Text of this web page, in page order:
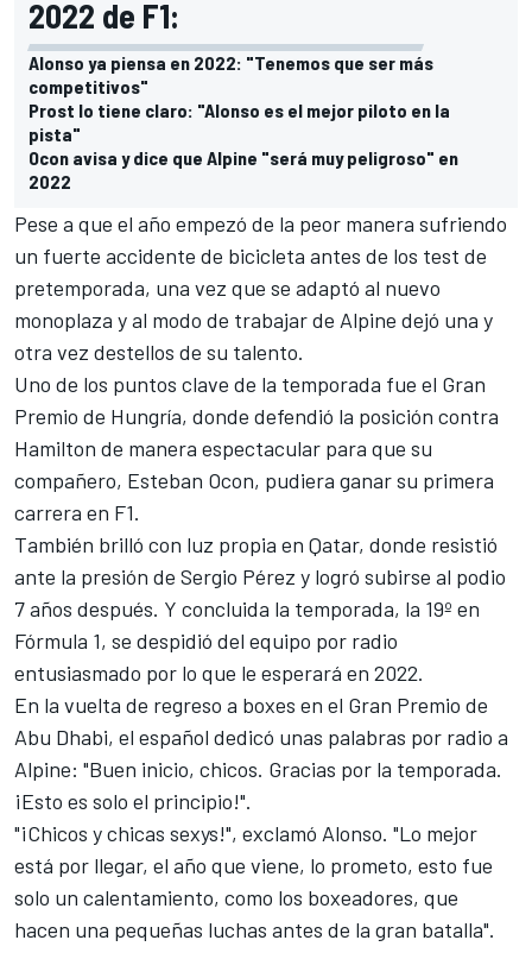
2022 de F1:
Alonso ya piensa en 2022: "Tenemos que ser más
competitivos"
Prost lo tiene claro: "Alonso es el mejor piloto en la
pista"
Ocon avisa y dice que Alpine "será muy peligroso" en
2022
Pese a que el año empezó de la peor manera sufriendo
un fuerte accidente de bicicleta antes de los test de
pretemporada, una vez que se adaptó al nuevo
monoplaza y al modo de trabajar de Alpine dejó una y
otra vez destellos de su talento.
Uno de los puntos clave de la temporada fue el Gran
Premio de Hungría, donde defendió la posición contra
Hamilton de manera espectacular para que su
compañero, Esteban Ocon, pudiera ganar su primera
carrera en F1.
También brilló con luz propia en Qatar, donde resistió
ante la presión de Sergio Pérez y logró subirse al podio
7 años después. Y concluida la temporada, la 19º en
Fórmula 1, se despidió del equipo por radio
entusiasmado por lo que le esperará en 2022.
En la vuelta de regreso a boxes en el Gran Premio de
Abu Dhabi, el español dedicó unas palabras por radio a
Alpine: "Buen inicio, chicos. Gracias por la temporada.
¡Esto es solo el principio!".
"¡Chicos y chicas sexys!", exclamó Alonso. "Lo mejor
está por llegar, el año que viene, lo prometo, esto fue
solo un calentamiento, como los boxeadores, que
hacen una pequeñas luchas antes de la gran batalla".